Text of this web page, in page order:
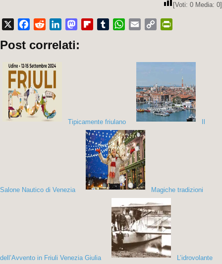
[Voti: 0 Media: 0]
Post correlati:
Tipicamente friulano Il
Salone Nautico di Venezia Magiche tradizioni
dell’Avvento in Friuli Venezia Giulia
L’idrovolante